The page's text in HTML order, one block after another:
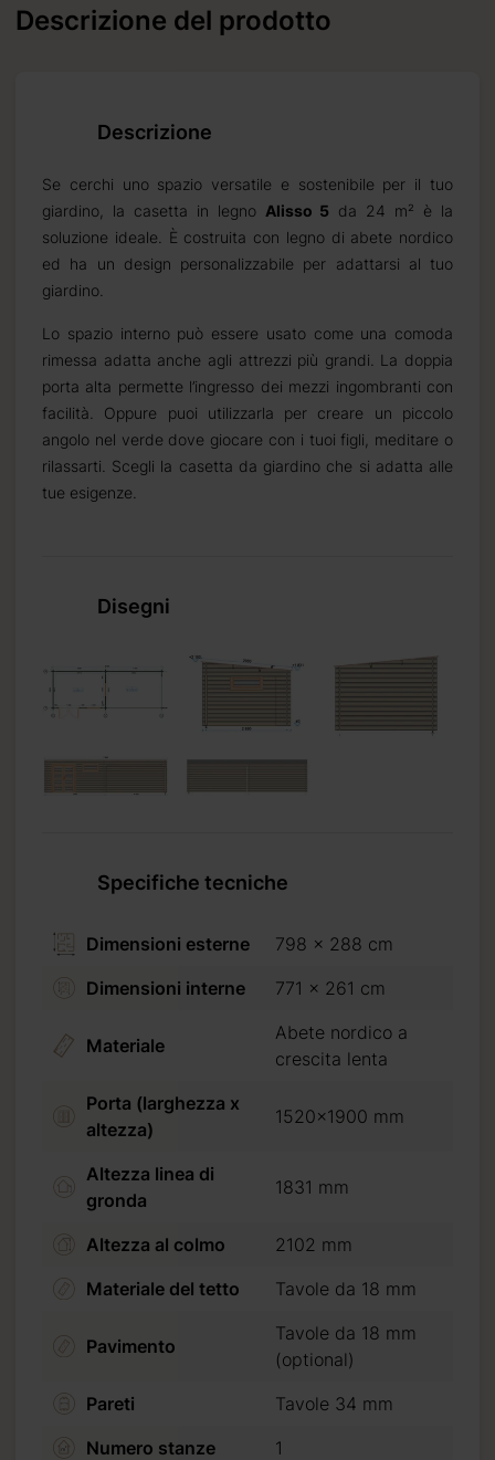
Descrizione del prodotto
Descrizione
Se cerchi uno spazio versatile e sostenibile per il tuo
giardino, la casetta in legno Alisso 5 da 24 m² è la
soluzione ideale. È costruita con legno di abete nordico
ed ha un design personalizzabile per adattarsi al tuo
giardino.
Lo spazio interno può essere usato come una comoda
rimessa adatta anche agli attrezzi più grandi. La doppia
porta alta permette l’ingresso dei mezzi ingombranti con
facilità. Oppure puoi utilizzarla per creare un piccolo
angolo nel verde dove giocare con i tuoi figli, meditare o
rilassarti. Scegli la casetta da giardino che si adatta alle
tue esigenze.
Disegni
Specifiche tecniche
Dimensioni esterne
798 x 288 cm
Dimensioni interne
771 x 261 cm
Materiale
Abete nordico a
crescita lenta
Porta (larghezza x
altezza)
1520x1900 mm
Altezza linea di
gronda
1831 mm
Altezza al colmo
2102 mm
Materiale del tetto
Tavole da 18 mm
Pavimento
Tavole da 18 mm
(optional)
Pareti
Tavole 34 mm
Numero stanze
1
(30%
2 a 3